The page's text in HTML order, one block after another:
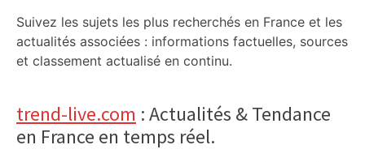
Suivez les sujets les plus recherchés en France et les
actualités associées : informations factuelles, sources
et classement actualisé en continu.
trend-live.com : Actualités & Tendance
en France en temps réel.